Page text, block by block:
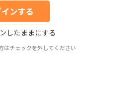
したままにする
はチェックを外してください